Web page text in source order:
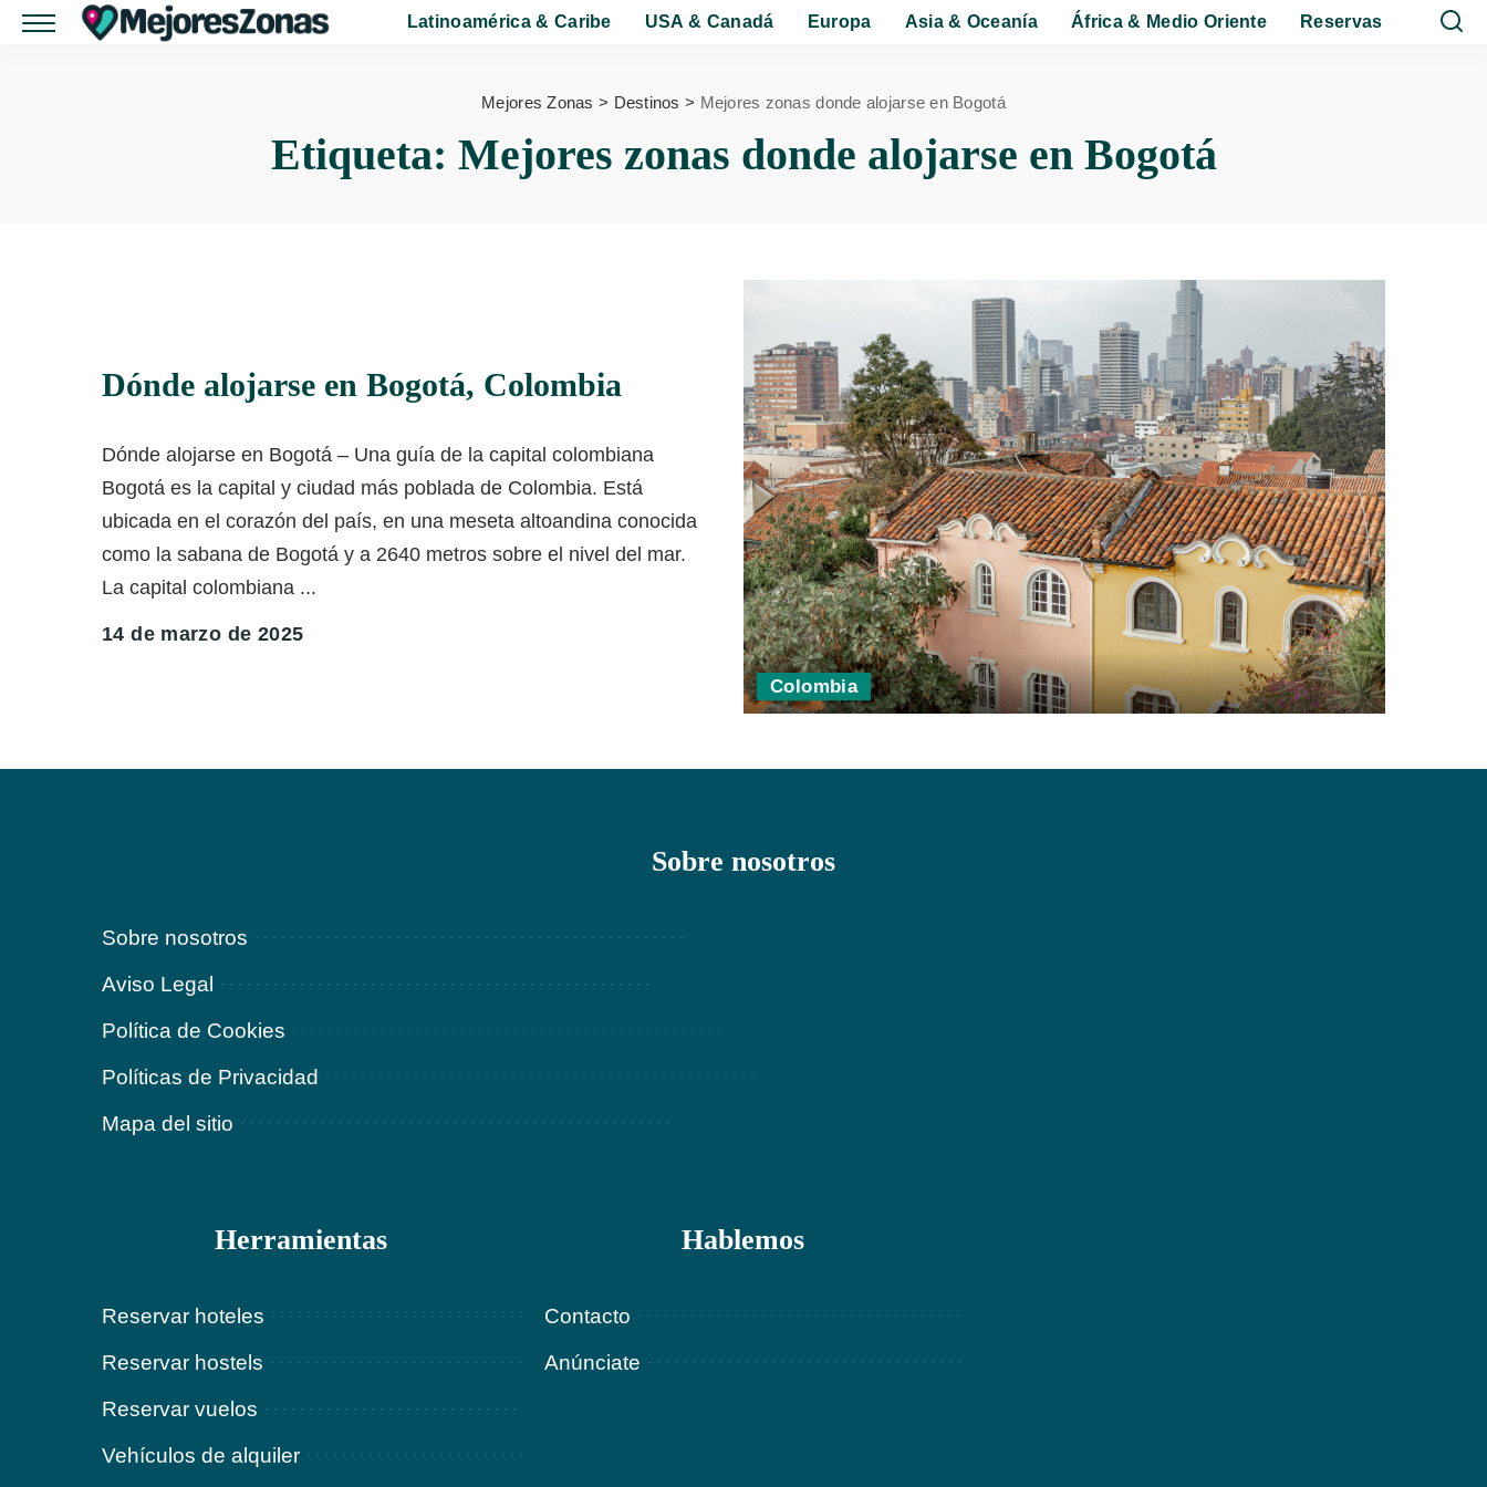
Latinoamérica & Caribe USA & Canadá Europa Asia & Oceanía África & Medio Oriente Reservas
Mejores Zonas > Destinos > Mejores zonas donde alojarse en Bogotá
Etiqueta: Mejores zonas donde alojarse en Bogotá
Colombia
Dónde alojarse en Bogotá, Colombia
Dónde alojarse en Bogotá – Una guía de la capital colombiana
Bogotá es la capital y ciudad más poblada de Colombia. Está
ubicada en el corazón del país, en una meseta altoandina conocida
como la sabana de Bogotá y a 2640 metros sobre el nivel del mar.
La capital colombiana ...
14 de marzo de 2025
Sobre nosotros
Sobre nosotros
Aviso Legal
Política de Cookies
Políticas de Privacidad
Mapa del sitio
Herramientas
Reservar hoteles
Reservar hostels
Reservar vuelos
Vehículos de alquiler
Hablemos
Contacto
Anúnciate